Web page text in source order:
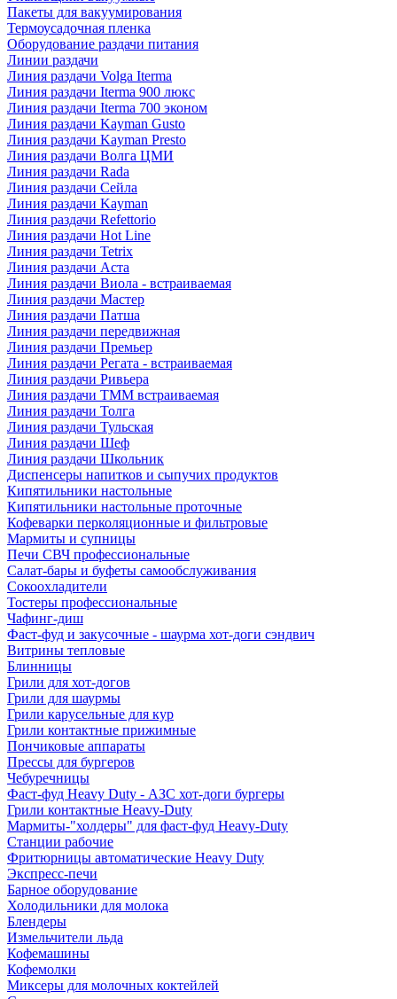
Пакеты для вакуумирования
Термоусадочная пленка
Оборудование раздачи питания
Линии раздачи
Линия раздачи Volga Iterma
Линия раздачи Iterma 900 люкс
Линия раздачи Iterma 700 эконом
Линия раздачи Kayman Gusto
Линия раздачи Kayman Presto
Линия раздачи Волга ЦМИ
Линия раздачи Rada
Линия раздачи Сейла
Линия раздачи Kayman
Линия раздачи Refettorio
Линия раздачи Hot Line
Линия раздачи Tetrix
Линия раздачи Аста
Линия раздачи Виола - встраиваемая
Линия раздачи Мастер
Линия раздачи Патша
Линия раздачи передвижная
Линия раздачи Премьер
Линия раздачи Регата - встраиваемая
Линия раздачи Ривьера
Линия раздачи ТММ встраиваемая
Линия раздачи Толга
Линия раздачи Тульская
Линия раздачи Шеф
Линия раздачи Школьник
Диспенсеры напитков и сыпучих продуктов
Кипятильники настольные
Кипятильники настольные проточные
Кофеварки перколяционные и фильтровые
Мармиты и супницы
Печи СВЧ профессиональные
Салат-бары и буфеты самообслуживания
Сокоохладители
Тостеры профессиональные
Чафинг-диш
Фаст-фуд и закусочные - шаурма хот-доги сэндвич
Витрины тепловые
Блинницы
Грили для хот-догов
Грили для шаурмы
Грили карусельные для кур
Грили контактные прижимные
Пончиковые аппараты
Прессы для бургеров
Чебуречницы
Фаст-фуд Heavy Duty - АЗС хот-доги бургеры
Грили контактные Heavy-Duty
Мармиты-"холдеры" для фаст-фуд Heavy-Duty
Станции рабочие
Фритюрницы автоматические Heavy Duty
Экспресс-печи
Барное оборудование
Холодильники для молока
Блендеры
Измельчители льда
Кофемашины
Кофемолки
Миксеры для молочных коктейлей